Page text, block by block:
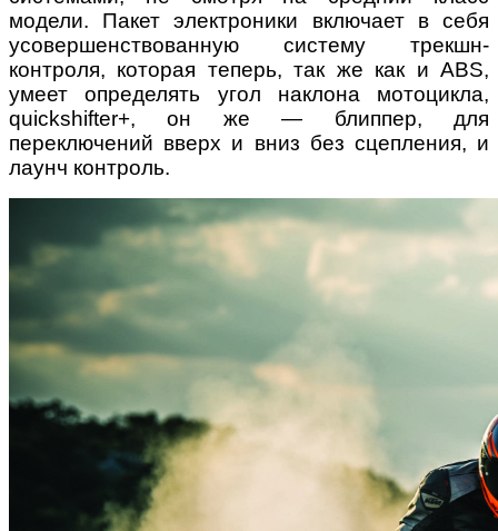
модели. Пакет электроники включает в себя
усовершенствованную систему трекшн-
контроля, которая теперь, так же как и ABS,
умеет определять угол наклона мотоцикла,
quickshifter+, он же — блиппер, для
переключений вверх и вниз без сцепления, и
лаунч контроль.